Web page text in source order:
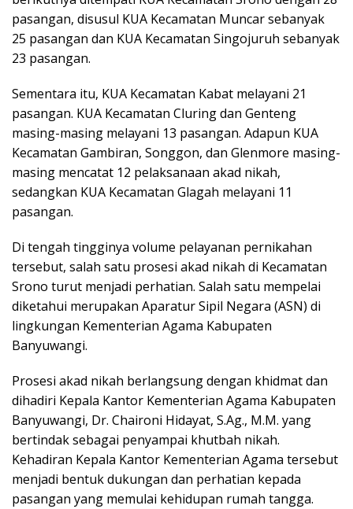
pasangan, disusul KUA Kecamatan Muncar sebanyak
25 pasangan dan KUA Kecamatan Singojuruh sebanyak
23 pasangan.
Sementara itu, KUA Kecamatan Kabat melayani 21
pasangan. KUA Kecamatan Cluring dan Genteng
masing-masing melayani 13 pasangan. Adapun KUA
Kecamatan Gambiran, Songgon, dan Glenmore masing-
masing mencatat 12 pelaksanaan akad nikah,
sedangkan KUA Kecamatan Glagah melayani 11
pasangan.
Di tengah tingginya volume pelayanan pernikahan
tersebut, salah satu prosesi akad nikah di Kecamatan
Srono turut menjadi perhatian. Salah satu mempelai
diketahui merupakan Aparatur Sipil Negara (ASN) di
lingkungan Kementerian Agama Kabupaten
Banyuwangi.
Prosesi akad nikah berlangsung dengan khidmat dan
dihadiri Kepala Kantor Kementerian Agama Kabupaten
Banyuwangi, Dr. Chaironi Hidayat, S.Ag., M.M. yang
bertindak sebagai penyampai khutbah nikah.
Kehadiran Kepala Kantor Kementerian Agama tersebut
menjadi bentuk dukungan dan perhatian kepada
pasangan yang memulai kehidupan rumah tangga.